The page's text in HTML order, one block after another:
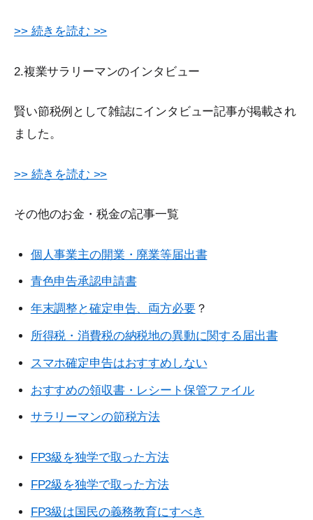
>> 続きを読む >>
2.複業サラリーマンのインタビュー
賢い節税例として雑誌にインタビュー記事が掲載され
ました。
>> 続きを読む >>
その他のお金・税金の記事一覧
個人事業主の開業・廃業等届出書
青色申告承認申請書
年末調整と確定申告、両方必要？
所得税・消費税の納税地の異動に関する届出書
スマホ確定申告はおすすめしない
おすすめの領収書・レシート保管ファイル
サラリーマンの節税方法
FP3級を独学で取った方法
FP2級を独学で取った方法
FP3級は国民の義務教育にすべき